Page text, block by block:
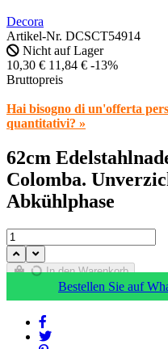
Decora
Artikel-Nr. DCSCT54914
Nicht auf Lager
10,30 € 11,84 € -13%
Bruttopreis
Hai bisogno di un'offerta
quantitativi? »
62cm
Colomba.
Abkühlphase
In den Warenkorb
Bestellen Sie auf